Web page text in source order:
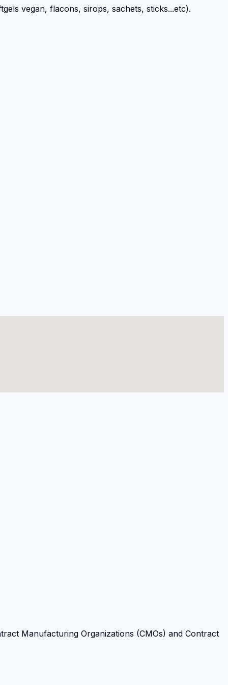
vegan, flacons, sirops, sachets, sticks...etc).
Manufacturing Organizations (CMOs) and Contract